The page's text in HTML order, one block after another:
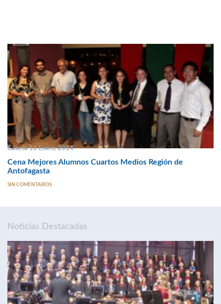
Galería 10 Enero, 2014
Cena Mejores Alumnos Cuartos Medios Región de
Antofagasta
SIN COMENTARIOS
Noticias Destacadas